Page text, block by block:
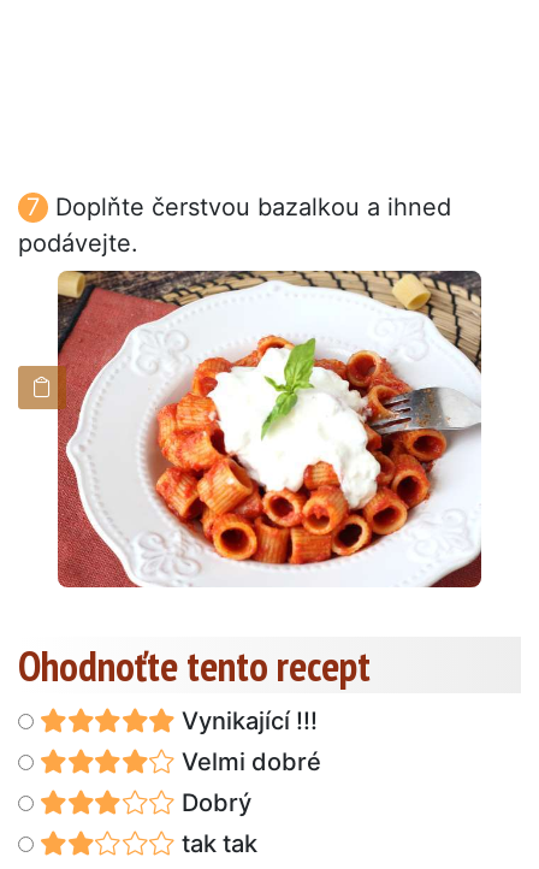
Doplňte čerstvou bazalkou a ihned
podávejte.
Ohodnoťte tento recept
Vynikající !!!
Velmi dobré
Dobrý
tak tak